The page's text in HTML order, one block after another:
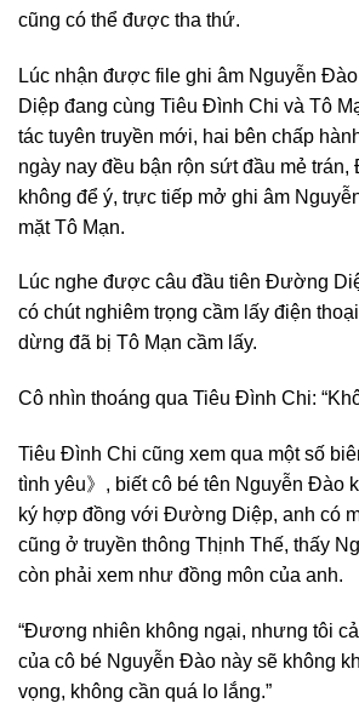
cũng có thể được tha thứ.
Lúc nhận được file ghi âm Nguyễn
Diệp đang cùng Tiêu Đình Chi và Tô
tác tuyên truyền mới, hai bên chấp
ngày nay đều bận rộn sứt đầu mẻ
không để ý, trực tiếp mở ghi âm
mặt Tô Mạn.
Lúc nghe được câu đầu tiên Đường
có chút nghiêm trọng cầm lấy điện
dừng đã bị Tô Mạn cầm lấy.
Cô nhìn thoáng qua Tiêu Đình Chi:
Tiêu Đình Chi cũng xem qua một số
tình yêu》, biết cô bé tên Nguyễn Đào
ký hợp đồng với Đường Diệp, anh có
cũng ở truyền thông Thịnh Thế, thấy
còn phải xem như đồng môn của anh.
“Đương nhiên không ngại, nhưng tôi
của cô bé Nguyễn Đào này sẽ không
vọng, không cần quá lo lắng.”